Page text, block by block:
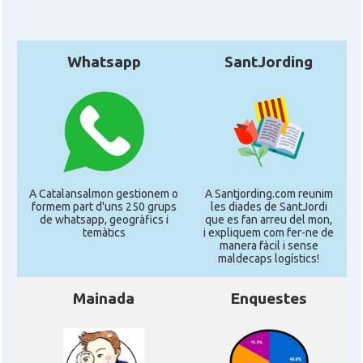
Casal Cercle Català de Madrid
* + ambaixades i consolats
Whatsapp
A Catalansalmon gestionem o
formem part d'uns 250 grups
de whatsapp, geogràfics i
temàtics
SantJording
A Santjording.com reunim
les diades de SantJordi
que es fan arreu del mon,
i expliquem com fer-ne de
manera fàcil i sense
maldecaps logí­stics!
Mainada Enquestes